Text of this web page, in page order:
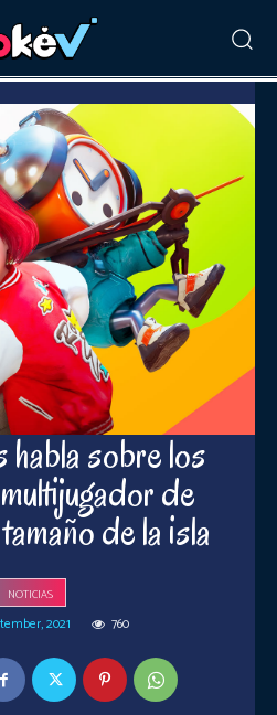
sobre los
de
de la isla
NOTICIAS
2021 760